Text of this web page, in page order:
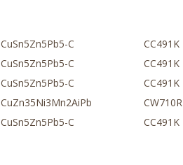
CuSn5Zn5Pb5-C
CC491K
CuSn5Zn5Pb5-C
CC491K
CuSn5Zn5Pb5-C
CC491K
CuZn35Ni3Mn2AiPb
CW710R
CuSn5Zn5Pb5-C CC491K